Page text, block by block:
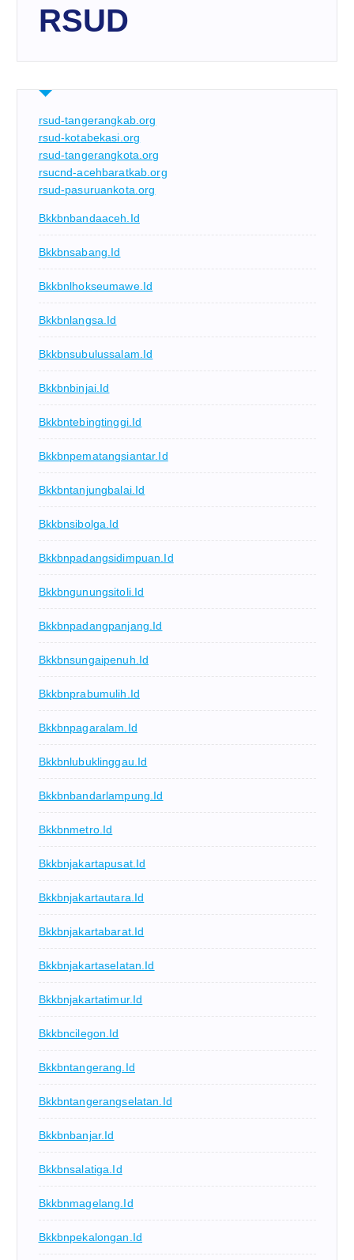
RSUD
rsud-tangerangkab.org
rsud-kotabekasi.org
rsud-tangerangkota.org
rsucnd-acehbaratkab.org
rsud-pasuruankota.org
Bkkbnbandaaceh.id
Bkkbnsabang.id
Bkkbnlhokseumawe.id
Bkkbnlangsa.id
Bkkbnsubulussalam.id
Bkkbnbinjai.id
Bkkbntebingtinggi.id
Bkkbnpematangsiantar.id
Bkkbntanjungbalai.id
Bkkbnsibolga.id
Bkkbnpadangsidimpuan.id
Bkkbngunungsitoli.id
Bkkbnpadangpanjang.id
Bkkbnsungaipenuh.id
Bkkbnprabumulih.id
Bkkbnpagaralam.id
Bkkbnlubuklinggau.id
Bkkbnbandarlampung.id
Bkkbnmetro.id
Bkkbnjakartapusat.id
Bkkbnjakartautara.id
Bkkbnjakartabarat.id
Bkkbnjakartaselatan.id
Bkkbnjakartatimur.id
Bkkbncilegon.id
Bkkbntangerang.id
Bkkbntangerangselatan.id
Bkkbnbanjar.id
Bkkbnsalatiga.id
Bkkbnmagelang.id
Bkkbnpekalongan.id